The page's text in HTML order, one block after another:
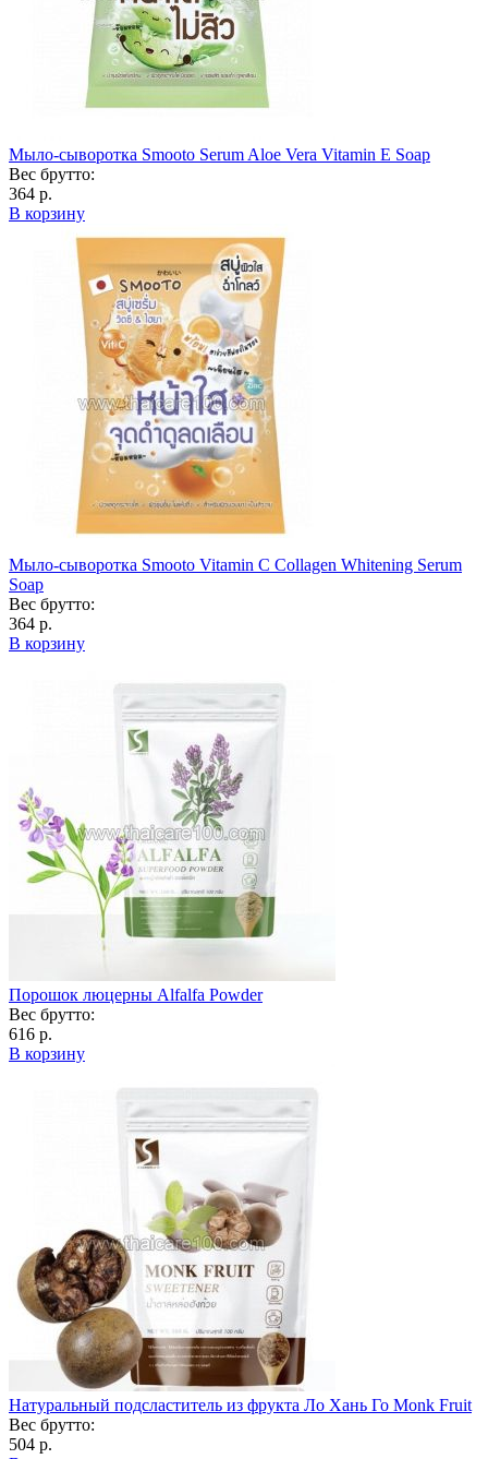
Мыло-сыворотка Smooto Serum Aloe Vera Vitamin E Soap
Вес брутто:
364 р.
В корзину
Мыло-сыворотка Smooto Vitamin C Collagen Whitening Serum
Soap
Вес брутто:
364 р.
В корзину
Порошок люцерны Alfalfa Powder
Вес брутто:
616 р.
В корзину
Натуральный подсластитель из фрукта Ло Хань Го Monk Fruit
Вес брутто:
504 р.